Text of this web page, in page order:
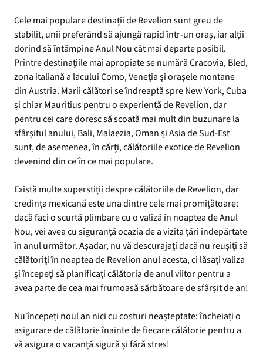
Cele mai populare destinații de Revelion sunt greu de
stabilit, unii preferând să ajungă rapid într-un oraș, iar alții
dorind să întâmpine Anul Nou cât mai departe posibil.
Printre destinațiile mai apropiate se numără Cracovia, Bled,
zona italiană a lacului Como, Veneția și orașele montane
din Austria. Marii călători se îndreaptă spre New York, Cuba
și chiar Mauritius pentru o experiență de Revelion, dar
pentru cei care doresc să scoată mai mult din buzunare la
sfârșitul anului, Bali, Malaezia, Oman și Asia de Sud-Est
sunt, de asemenea, în cărți, călătoriile exotice de Revelion
devenind din ce în ce mai populare.
Există multe superstiții despre călătoriile de Revelion, dar
credința mexicană este una dintre cele mai promițătoare:
dacă faci o scurtă plimbare cu o valiză în noaptea de Anul
Nou, vei avea cu siguranță ocazia de a vizita țări îndepărtate
în anul următor. Așadar, nu vă descurajați dacă nu reușiți să
călătoriți în noaptea de Revelion anul acesta, ci lăsați valiza
și începeți să planificați călătoria de anul viitor pentru a
avea parte de cea mai frumoasă sărbătoare de sfârșit de an!
Nu începeți noul an nici cu costuri neașteptate: încheiați o
asigurare de călătorie înainte de fiecare călătorie pentru a
vă asigura o vacanță sigură și fără stres!